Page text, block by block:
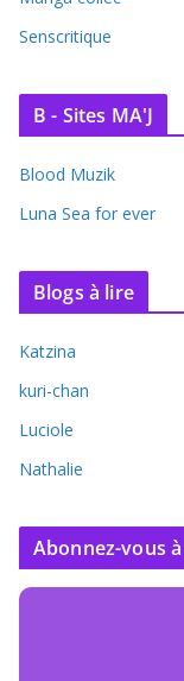
Senscritique
B - Sites MA'J
Blood Muzik
Luna Sea for ever
Blogs à lire
Katzina
kuri-chan
Luciole
Nathalie
Abonnez-vous